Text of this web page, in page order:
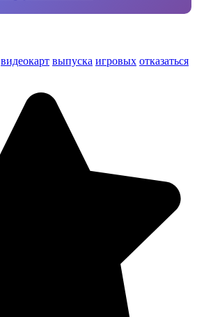
видеокарт выпуска игровых отказаться